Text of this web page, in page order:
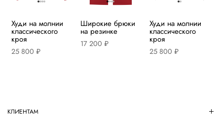
Худи на молнии
классического
кроя
25 800 ₽
Широкие брюки
на резинке
17 200 ₽
Худи на молнии
классического
кроя
25 800 ₽
КЛИЕНТАМ